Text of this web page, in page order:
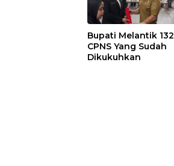
Bupati Melantik 132
CPNS Yang Sudah
Dikukuhkan